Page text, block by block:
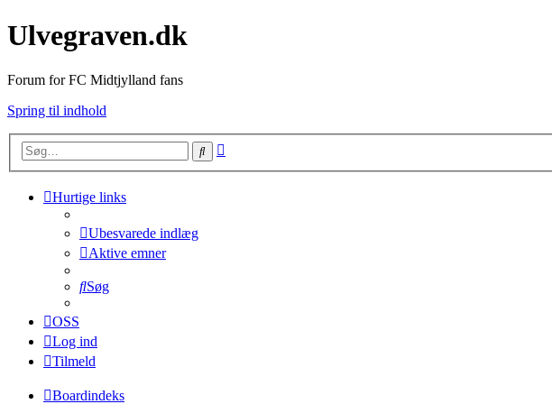
Ulvegraven.dk
Forum for FC Midtjylland fans
Spring til indhold
Søg
Hurtige links
Ubesvarede indlæg
Aktive emner
Søg
OSS
Log ind
Tilmeld
Boardindeks